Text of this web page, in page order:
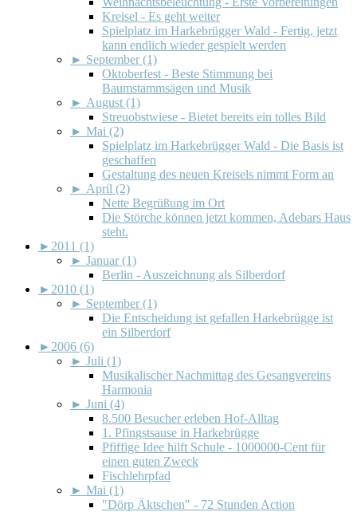
Kreisel - Es geht weiter
Spielplatz im Harkebrügger Wald - Fertig, jetzt
kann endlich wieder gespielt werden
► September (1)
Oktoberfest - Beste Stimmung bei
Baumstammsägen und Musik
► August (1)
Streuobstwiese - Bietet bereits ein tolles Bild
► Mai (2)
Spielplatz im Harkebrügger Wald - Die Basis ist
geschaffen
Gestaltung des neuen Kreisels nimmt Form an
► April (2)
Nette Begrüßung im Ort
Die Störche können jetzt kommen, Adebars Haus
steht.
► 2011 (1)
► Januar (1)
Berlin - Auszeichnung als Silberdorf
► 2010 (1)
► September (1)
Die Entscheidung ist gefallen Harkebrügge ist
ein Silberdorf
► 2006 (6)
► Juli (1)
Musikalischer Nachmittag des Gesangvereins
Harmonia
► Juni (4)
8.500 Besucher erleben Hof-Alltag
1. Pfingstsause in Harkebrügge
Pfiffige Idee hilft Schule - 1000000-Cent für
einen guten Zweck
Fischlehrpfad
► Mai (1)
"Dörp Äktschen" - 72 Stunden Action